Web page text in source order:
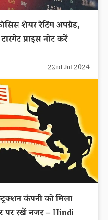
शेयर रेटिंग अपग्रेड,
प्राइस नोट करें
22nd Jul 2024
कंपनी को मिला
पर रखें नजर – Hindi